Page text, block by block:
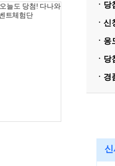
ㆍ당
ㆍ신
ㆍ응
ㆍ당
ㆍ경